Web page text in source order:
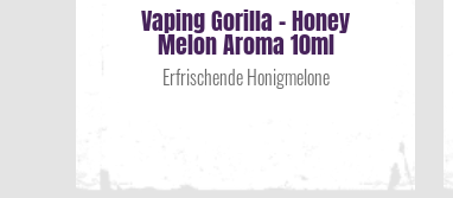
Vaping Gorilla - Honey
Melon Aroma 10ml
Erfrischende Honigmelone